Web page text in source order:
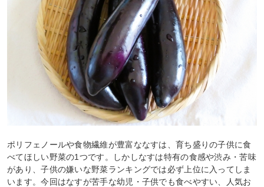
ポリフェノールや食物繊維が豊富ななすは、育ち盛りの子供に食
べてほしい野菜の1つです。しかしなすは特有の食感や渋み・苦味
があり、子供の嫌いな野菜ランキングでは必ず上位に入ってしま
います。今回はなすが苦手な幼児・子供でも食べやすい、人気お